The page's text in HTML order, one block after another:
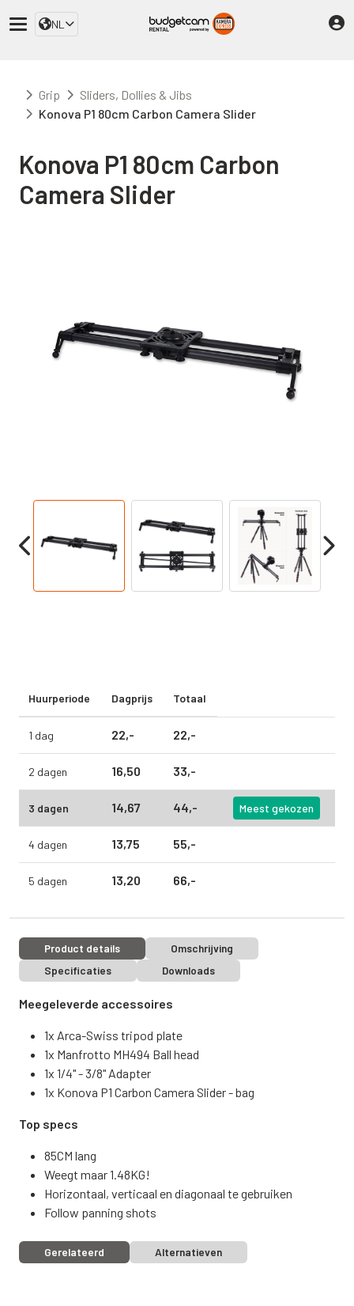
NL
Grip
Sliders, Dollies & Jibs
Konova P1 80cm Carbon Camera Slider
Konova P1 80cm Carbon
Camera Slider
Huurperiode Dagprijs Totaal
1 dag 22,- 22,-
2 dagen 16,50 33,-
3 dagen 14,67 44,- Meest gekozen
4 dagen 13,75 55,-
5 dagen 13,20 66,-
Product details
Omschrijving
Specificaties
Downloads
Meegeleverde accessoires
1x Arca-Swiss tripod plate
1x Manfrotto MH494 Ball head
1x 1/4" - 3/8" Adapter
1x Konova P1 Carbon Camera Slider - bag
Top specs
85CM lang
Weegt maar 1.48KG!
Horizontaal, verticaal en diagonaal te gebruiken
Follow panning shots
Gerelateerd Alternatieven